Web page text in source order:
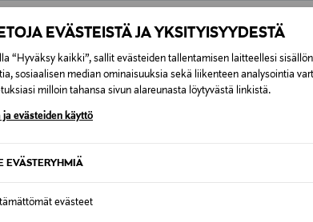
EVÄSTEISTÄ JA YKSITYISYYDESTÄ
“Hyväksy kaikki”, sallit evästeiden tallentamisen laitteellesi
sosiaalisen median ominaisuuksia sekä liikenteen analysointia
milloin tahansa sivun alareunasta löytyvästä linkistä.
ja evästeiden käyttö
EVÄSTERYHMIÄ
evästeet
0,00 €
0,00 € – 4,90 €
7,90 €–50,00 €
Alk. 6,90 €, kun toimitus
palauttaa avaamattomissa alkuperäispakkauksissaan
NÄISTÄ